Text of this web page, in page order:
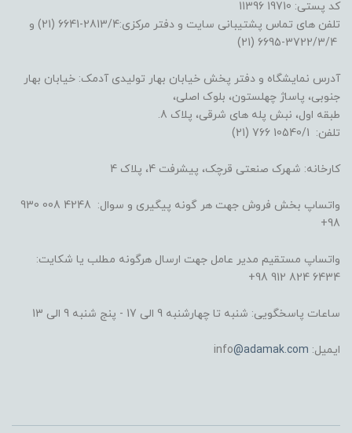
کد پستی: 19710 11396
تلفن های تماس پشتیبانی سایت و دفتر مرکزی:2813/4-6641 (21) و
آدرس نمایشگاه و دفتر پخش خیابان بهار تولیدی آدمک: خیابان بهار
جنوبی، پاساژ چهلستون، بلوک اصلی،
طبقه اول، نبش پله های شرقی، پلاک 8.
تلفن: 10540/1 766 (21)
کارخانه: شهرک صنعتی قرچک، پیشرفت 4، پلاک 4
واتساپ بخش فروش جهت هر گونه پیگیری و سوال: 4248 008 930
98+
واتساپ مستقیم مدیر عامل جهت ارسال هرگونه مطلب یا شکایت:
6434 824 912 98+
ساعات پاسخگویی: شنبه تا چهارشنبه 9 الی 17 - پنج شنبه 9 الی 13
ایمیل: info @adamak.com